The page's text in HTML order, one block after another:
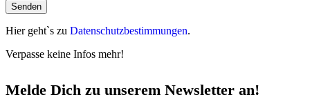
Senden
Hier geht`s zu Datenschutzbestimmungen.
Verpasse keine Infos mehr!
Melde Dich zu unserem Newsletter an!